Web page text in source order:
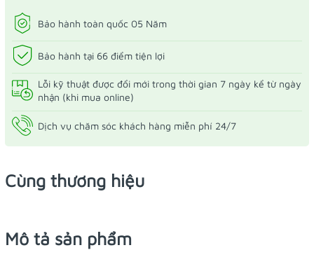
Bảo hành toàn quốc 05 Năm
Bảo hành tại 66 điểm tiện lợi
Lỗi kỹ thuật được đổi mới trong thời gian 7 ngày kể từ ngày
nhận (khi mua online)
Dịch vụ chăm sóc khách hàng miễn phí 24/7
Cùng thương hiệu
Mô tả sản phẩm